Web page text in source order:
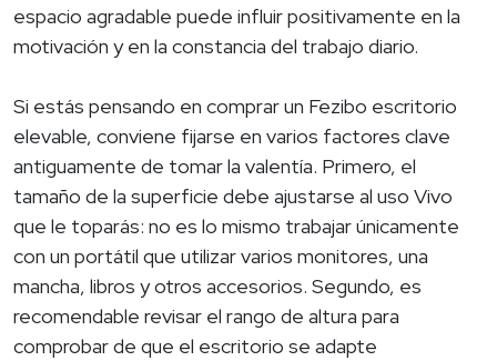
espacio agradable puede influir positivamente en la
motivación y en la constancia del trabajo diario.
Si estás pensando en comprar un Fezibo escritorio
elevable, conviene fijarse en varios factores clave
antiguamente de tomar la valentía. Primero, el
tamaño de la superficie debe ajustarse al uso Vivo
que le toparás: no es lo mismo trabajar únicamente
con un portátil que utilizar varios monitores, una
mancha, libros y otros accesorios. Segundo, es
recomendable revisar el rango de altura para
comprobar de que el escritorio se adapte